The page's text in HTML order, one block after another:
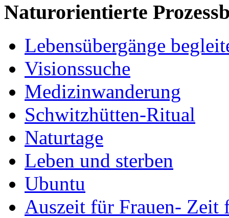
Naturorientierte
Lebensübergänge
Visionssuche
Medizinwanderung
Schwitzhütten-Ritual
Naturtage
Leben und sterben
Ubuntu
Auszeit für Frauen- Zeit